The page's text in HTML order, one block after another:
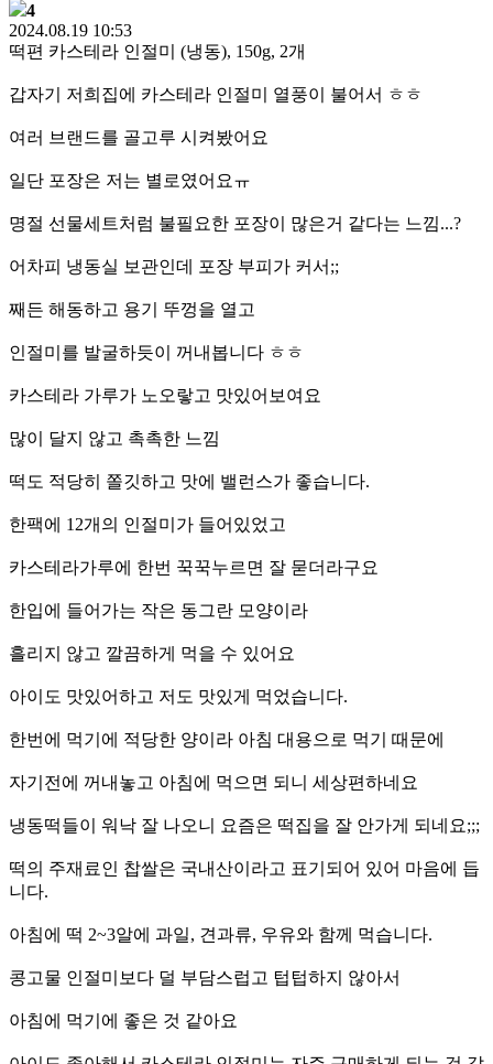
4
2024.08.19 10:53
떡편 카스테라 인절미 (냉동), 150g, 2개
갑자기 저희집에 카스테라 인절미 열풍이 불어서 ㅎㅎ
여러 브랜드를 골고루 시켜봤어요
일단 포장은 저는 별로였어요ㅠ
명절 선물세트처럼 불필요한 포장이 많은거 같다는 느낌...?
어차피 냉동실 보관인데 포장 부피가 커서;;
째든 해동하고 용기 뚜껑을 열고
인절미를 발굴하듯이 꺼내봅니다 ㅎㅎ
카스테라 가루가 노오랗고 맛있어보여요
많이 달지 않고 촉촉한 느낌
떡도 적당히 쫄깃하고 맛에 밸런스가 좋습니다.
한팩에 12개의 인절미가 들어있었고
카스테라가루에 한번 꾹꾹누르면 잘 묻더라구요
한입에 들어가는 작은 동그란 모양이라
흘리지 않고 깔끔하게 먹을 수 있어요
아이도 맛있어하고 저도 맛있게 먹었습니다.
한번에 먹기에 적당한 양이라 아침 대용으로 먹기 때문에
자기전에 꺼내놓고 아침에 먹으면 되니 세상편하네요
냉동떡들이 워낙 잘 나오니 요즘은 떡집을 잘 안가게 되네요;;;
떡의 주재료인 찹쌀은 국내산이라고 표기되어 있어 마음에 듭
니다.
아침에 떡 2~3알에 과일, 견과류, 우유와 함께 먹습니다.
콩고물 인절미보다 덜 부담스럽고 텁텁하지 않아서
아침에 먹기에 좋은 것 같아요